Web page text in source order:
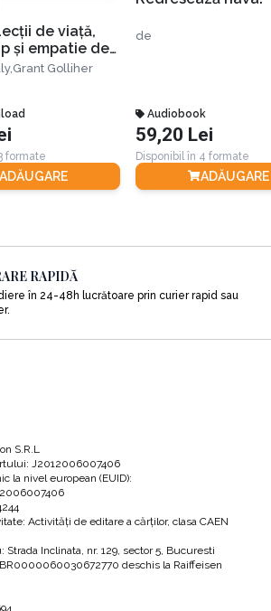
de viață,
și empatie de
Grant Golliher
formate
ADĂUGARE
de
Audiobook
59,20 Lei
Disponibil în 4 formate
ADĂUGARE
RAPIDĂ
în 24-48h lucrătoare prin curier rapid sau
S.R.L
J2012006007406
la nivel european (EUID):
Activităţi de editare a cărţilor, clasa CAEN
Strada Inclinata, nr. 129, sector 5, Bucuresti
deschis la Raiffeisen